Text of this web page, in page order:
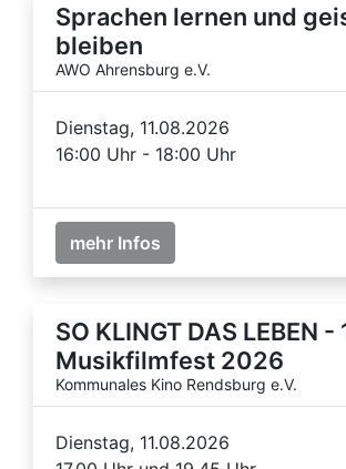
Sprachen lernen und
bleiben
AWO Ahrensburg e.V.
Dienstag, 11.08.2026
16:00 Uhr - 18:00 Uhr
mehr Infos
SO KLINGT DAS LEBEN -
Musikfilmfest 2026
Kommunales Kino Rendsburg e.V.
Dienstag, 11.08.2026